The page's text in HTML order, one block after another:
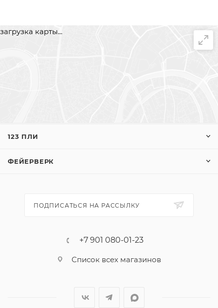
загрузка карты...
123 ПЛИ
ФЕЙЕРВЕРК
ПОДПИСАТЬСЯ НА РАССЫЛКУ
+7 901 080-01-23
Список всех магазинов